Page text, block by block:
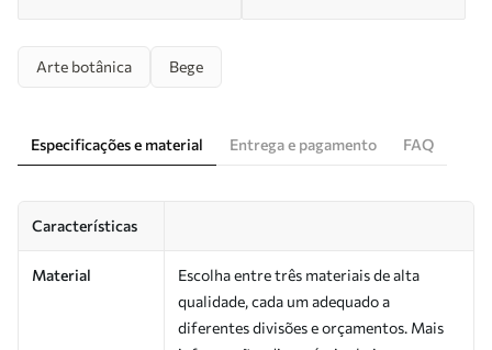
Arte botânica Bege
Especificações e material Entrega e pagamento FAQ
Características
Material
Escolha entre três materiais de alta
qualidade, cada um adequado a
diferentes divisões e orçamentos. Mais